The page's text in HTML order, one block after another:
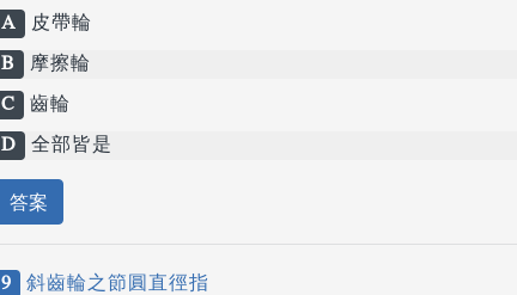
A 皮帶輪
B 摩擦輪
C 齒輪
D 全部皆是
答案
9 斜齒輪之節圓直徑指